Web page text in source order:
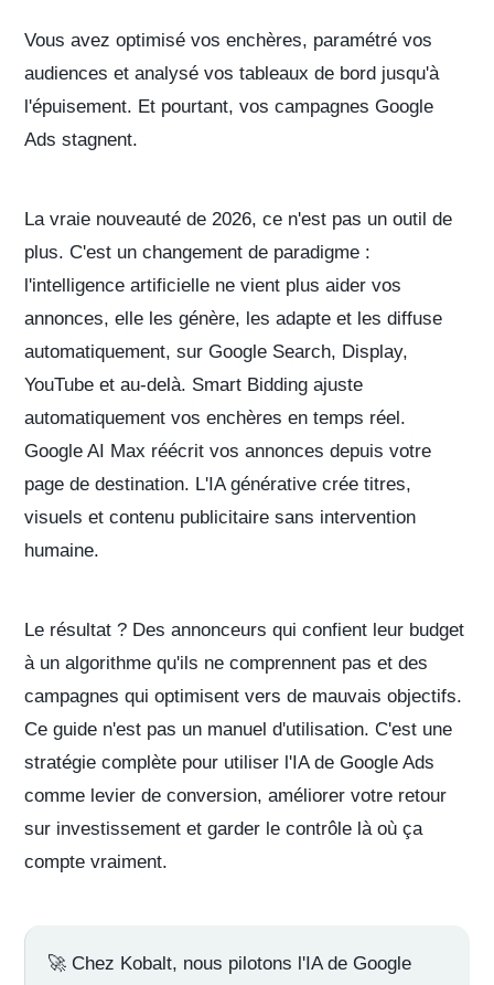
Vous avez optimisé vos enchères, paramétré vos
audiences et analysé vos tableaux de bord jusqu'à
l'épuisement. Et pourtant, vos campagnes Google
Ads stagnent.
La vraie nouveauté de 2026, ce n'est pas un outil de
plus. C'est un changement de paradigme :
l'intelligence artificielle ne vient plusaider vos
annonces, elle lesgénère, lesadapte et lesdiffuse
automatiquement, sur Google Search, Display,
YouTube et au-delà. Smart Bidding ajuste
automatiquement vos enchères en temps réel.
Google AI Max réécrit vos annonces depuis votre
page de destination. L'IA générative crée titres,
visuels et contenu publicitaire sans intervention
humaine.
Le résultat ? Des annonceurs qui confient leur budget
à un algorithme qu'ils ne comprennent pas et des
campagnes qui optimisent vers de mauvais objectifs.
Ce guide n'est pas un manuel d'utilisation. C'est une
stratégie complète pour utiliser l'IA de Google Ads
comme levier de conversion, améliorer votre retour
sur investissement et garder le contrôle là où ça
compte vraiment.
🚀 Chez Kobalt, nous pilotons l'IA de Google